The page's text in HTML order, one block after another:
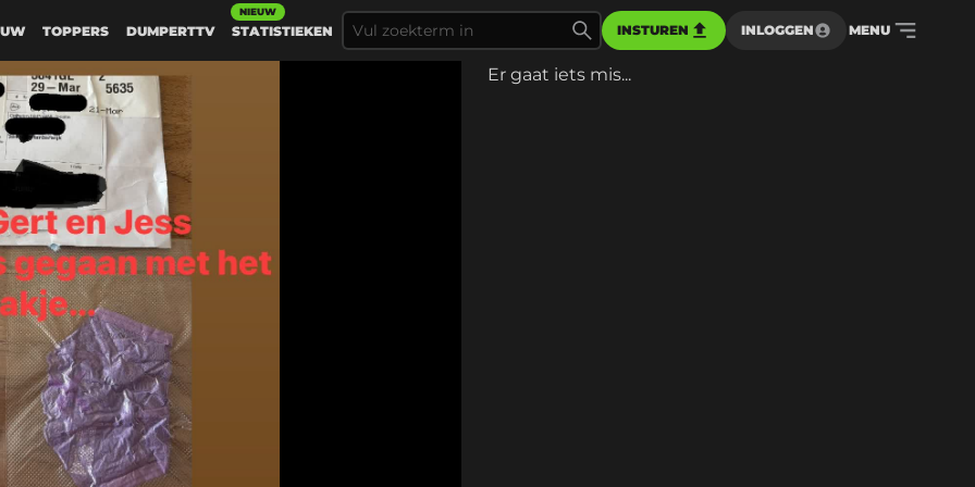
TOPPERS DUMPERTTV STATISTIEKEN
NIEUW
INSTUREN INLOGGEN MENU
Er gaat iets mis...